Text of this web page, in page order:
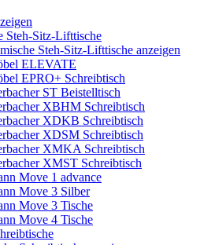
Steh-Sitz-Lifttische
Steh-Sitz-Lifttische anzeigen
ELEVATE
EPRO+ Schreibtisch
ST Beistelltisch
XBHM Schreibtisch
XDKB Schreibtisch
XDSM Schreibtisch
XMKA Schreibtisch
XMST Schreibtisch
Move 1 advance
Move 3 Silber
Move 3 Tische
Move 4 Tische